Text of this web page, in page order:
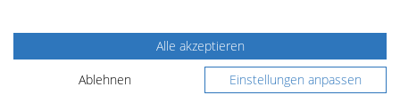
Suche
Newsletter-Anmeldung
Alle akzeptieren
Ablehnen
Einstellungen anpassen